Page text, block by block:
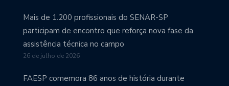
Mais de 1.200 profissionais do SENAR-SP
participam de encontro que reforça nova fase da
assistência técnica no campo
26 de julho de 2026
FAESP comemora 86 anos de história durante